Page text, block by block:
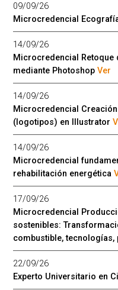
09/09/26
Microcredencial
14/09/26
Microcredencial
mediante PhotoshopVer
14/09/26
Microcredencial
(logotipos) en Illustrator
14/09/26
Microcredencial
rehabilitación energética
17/09/26
Microcredencial
sostenibles:
combustible,
22/09/26
Experto Universitario en